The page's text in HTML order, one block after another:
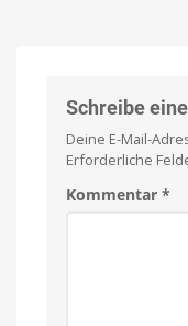
Schreibe
Deine E-Mail-
Erforderliche
Kommentar *